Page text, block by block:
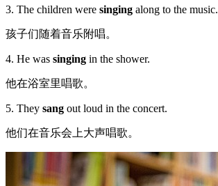
3. The children were singing along to the music.
孩子们随着音乐附唱。
4. He was singing in the shower.
他在浴室里唱歌。
5. They sang out loud in the concert.
他们在音乐会上大声唱歌。